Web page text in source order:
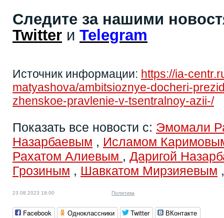
Следите за нашими
Twitter и Telegram
Источник информации: https://ia-
matyashova/ambitsioznye-docheri-
zhenskoe-pravlenie-v-tsentralnoy-azii-/
Показать все новости с: Эмомали
Назарбаевым , Исламом
Рахатом Алиевым , Даригой
Грозиным , Шавкатом Мирзияевым
23.08.2023 18:00 Политика
Facebook Одноклассники Twitter ВКонтакте